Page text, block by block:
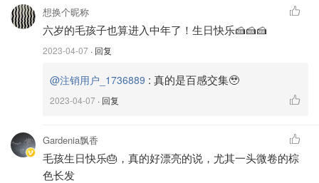
的。如果预算不允许买puppy的话，可以考虑领养。除了成
为铲屎官的入门费用外，我相信所有的铲屎官都是想要给毛
孩最好的生活，而且毛孩往往吃的用的比我们还好。因此我
毕竟有些宠物要比另一些食量大些，医疗费用和保养的费用
更多一些。
想换个昵称
六岁的毛孩子也算进入中年了！生日快乐🍰🍰🍰
2023-04-07 · 回复
@注销用户_1736889 : 真的是百感交集🥹
2023-04-07 · 回复
Gardenia飘香
毛孩生日快乐🎂，真的好漂亮的说，尤其一头微卷的棕
色长发